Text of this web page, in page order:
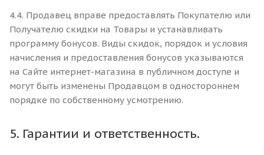
4.4. Продавец вправе предоставлять Покупателю или
Получателю скидки на Товары и устанавливать
программу бонусов. Виды скидок, порядок и условия
начисления и предоставления бонусов указываются
на Сайте интернет-магазина в публичном доступе и
могут быть изменены Продавцом в одностороннем
порядке по собственному усмотрению.
5. Гарантии и ответственность.